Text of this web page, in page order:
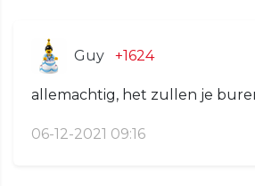
Guy +1624
allemachtig, het zullen je
06-12-2021 09:16